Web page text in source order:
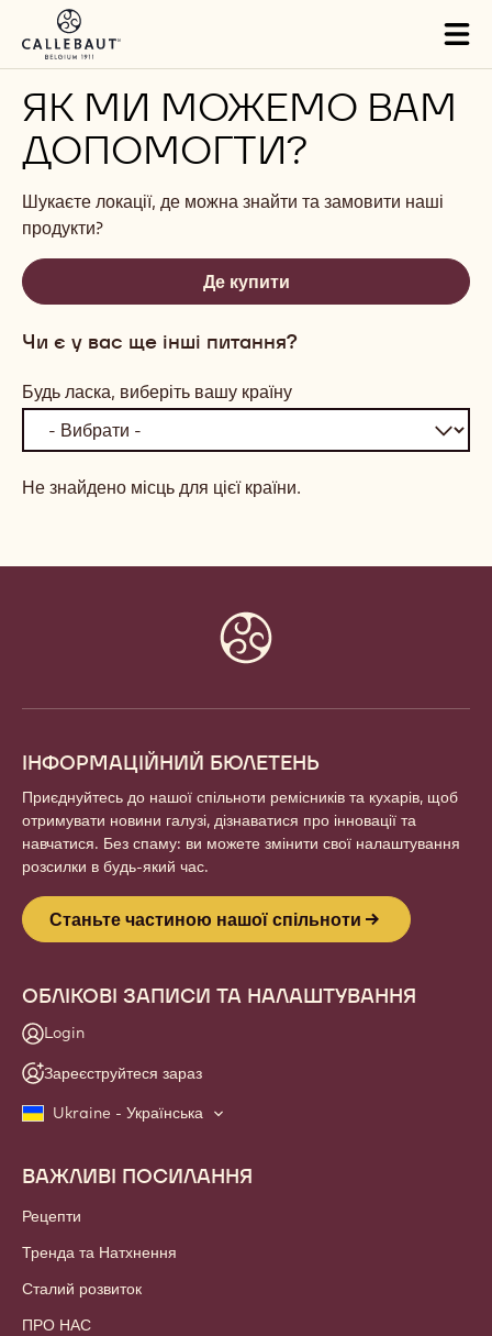
Skip to main content
ЯК МИ МОЖЕМО ВАМ
ДОПОМОГТИ?
Шукаєте локації, де можна знайти та замовити наші
продукти?
Де купити
Чи є у вас ще інші питання?
Будь ласка, виберіть вашу країну
Не знайдено місць для цієї країни.
ІНФОРМАЦІЙНИЙ БЮЛЕТЕНЬ
Приєднуйтесь до нашої спільноти ремісників та кухарів, щоб
отримувати новини галузі, дізнаватися про інновації та
навчатися. Без спаму: ви можете змінити свої налаштування
розсилки в будь-який час.
Станьте частиною нашої спільноти
ОБЛІКОВІ ЗАПИСИ ТА НАЛАШТУВАННЯ
Login
Зареєструйтеся зараз
Ukraine - Українська
Footer
Callebaut
ВАЖЛИВІ ПОСИЛАННЯ
Рецепти
Тренда та Натхнення
Сталий розвиток
ПРО НАС